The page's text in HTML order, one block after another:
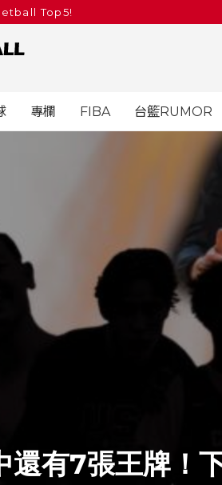
Top5!
專欄 FIBA 台籃RUMOR
還有7張王牌！